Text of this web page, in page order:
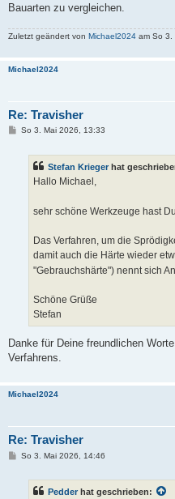
Bauarten zu vergleichen.
Zuletzt geändert von Michael2024 am So 3.
Michael2024
Re: Travisher
BSo 3. Mai 2026, 13:33
Stefan Krieger hat
Hallo Michael,
sehr schöne Werkzeuge hast
Das Verfahren, um die
damit auch die Härte wieder
"Gebrauchshärte") nennt sich
Schöne Grüße
Stefan
Danke für Deine freundlichen
Verfahrens.
Michael2024
Re: Travisher
BSo 3. Mai 2026, 14:46
Pedder hat geschrieben: